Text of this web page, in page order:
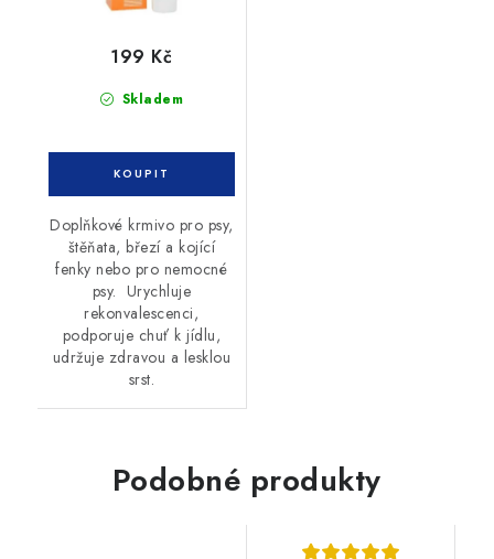
Skladem
199 Kč
Doplňkové krmivo pro psy,
štěňata, březí a kojící
fenky nebo pro nemocné
psy. Urychluje
rekonvalescenci,
podporuje chuť k jídlu,
udržuje zdravou a lesklou
srst.
Podobné produkty